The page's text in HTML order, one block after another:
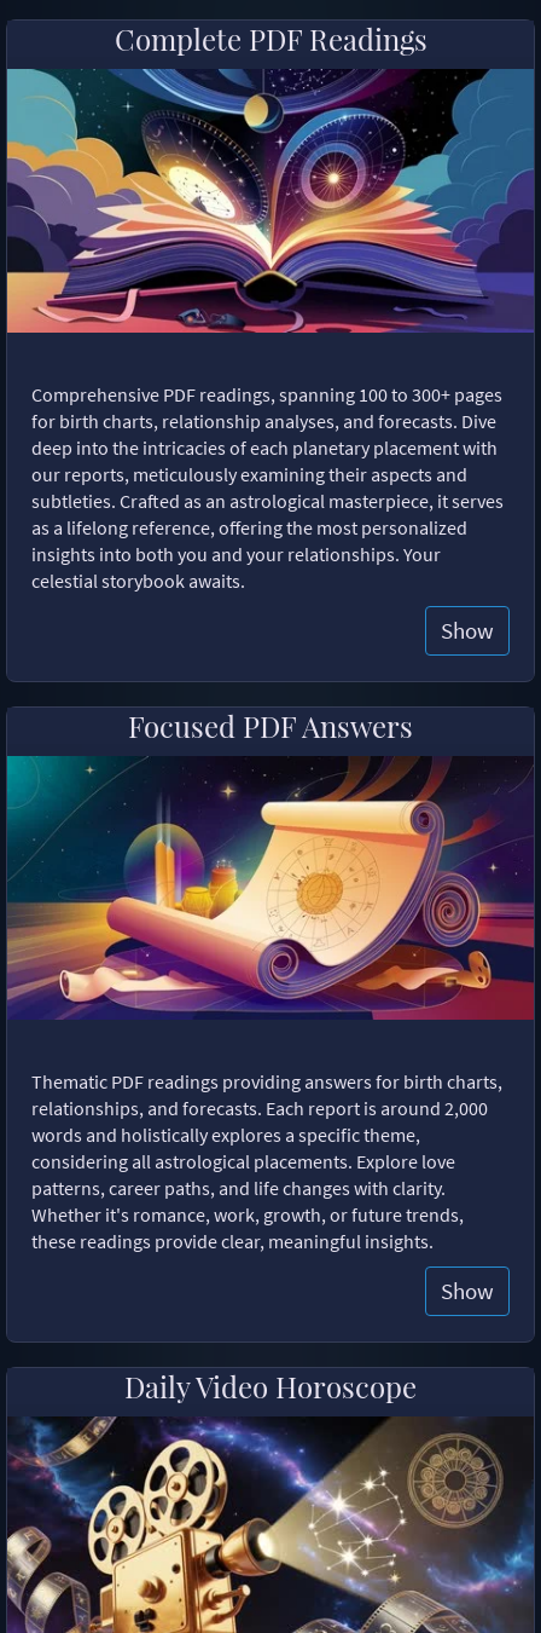
Complete PDF Readings
Comprehensive PDF readings, spanning 100 to 300+ pages
for birth charts, relationship analyses, and forecasts. Dive
deep into the intricacies of each planetary placement with
our reports, meticulously examining their aspects and
subtleties. Crafted as an astrological masterpiece, it serves
as a lifelong reference, offering the most personalized
insights into both you and your relationships. Your
celestial storybook awaits.
Show
Focused PDF Answers
Thematic PDF readings providing answers for birth charts,
relationships, and forecasts. Each report is around 2,000
words and holistically explores a specific theme,
considering all astrological placements. Explore love
patterns, career paths, and life changes with clarity.
Whether it's romance, work, growth, or future trends,
these readings provide clear, meaningful insights.
Show
Daily Video Horoscope